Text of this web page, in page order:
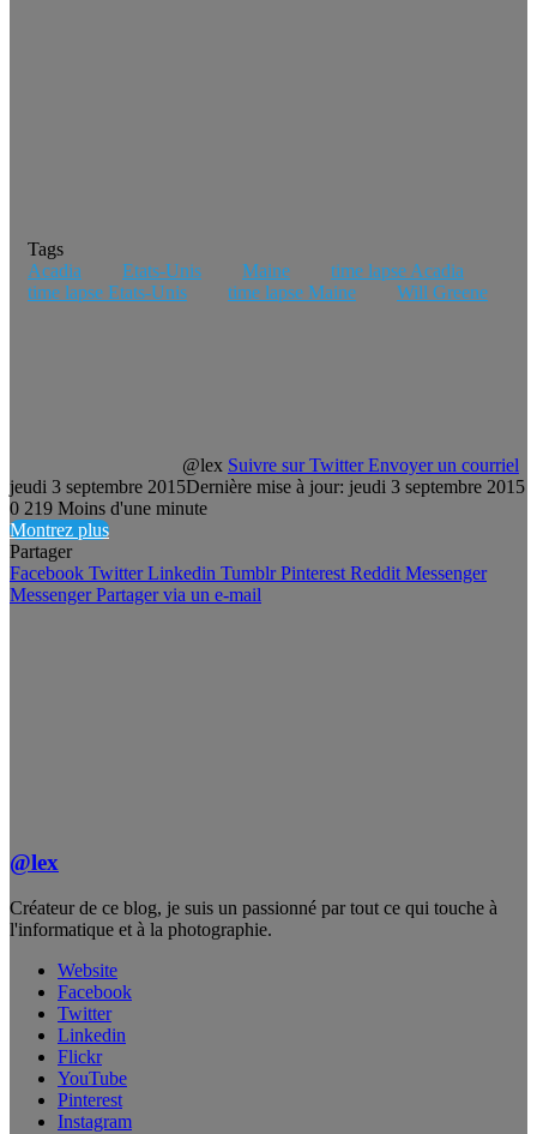
Tags
Acadia
Etats-Unis Maine
time lapse Acadia
time lapse Etats-Unis
time lapse Maine Will Greene
@lex Suivre sur Twitter Envoyer un courriel
jeudi 3 septembre 2015Dernière mise à jour: jeudi 3 septembre 2015
0 219 Moins d'une minute
Montrez plus
Partager
Facebook Twitter Linkedin Tumblr Pinterest Reddit Messenger
Messenger Partager via un e-mail
@lex
Créateur de ce blog, je suis un passionné par tout ce qui touche à
l'informatique et à la photographie.
Website
Facebook
Twitter
Linkedin
Flickr
YouTube
Pinterest
Instagram